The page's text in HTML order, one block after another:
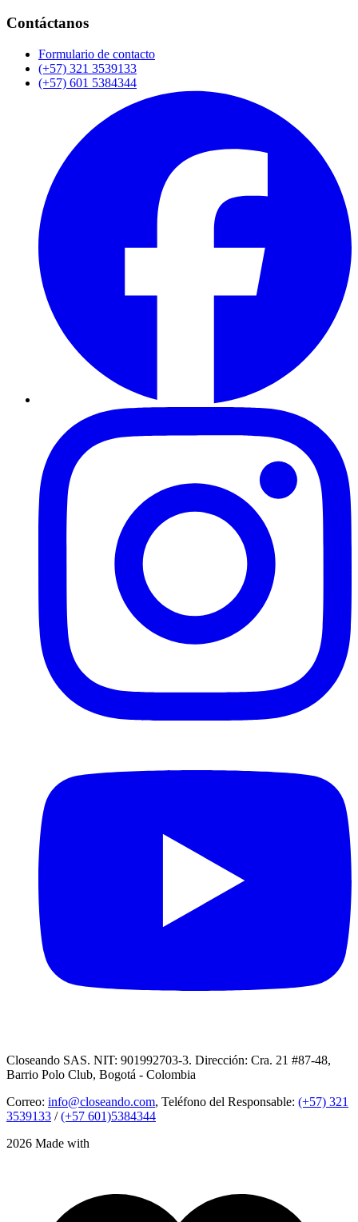
Contáctanos
Formulario de contacto
(+57) 321 3539133
(+57) 601 5384344
Closeando SAS. NIT: 901992703-3. Dirección: Cra. 21 #87-48,
Barrio Polo Club, Bogotá - Colombia
Correo: info@closeando.com, Teléfono del Responsable: (+57) 321
3539133 /(+57 601)5384344
2026 Made with